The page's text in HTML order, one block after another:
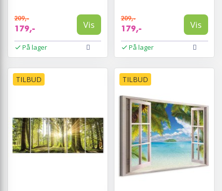
209,-
179,- Vis
På lager
209,-
179,- Vis
På lager
TILBUD TILBUD